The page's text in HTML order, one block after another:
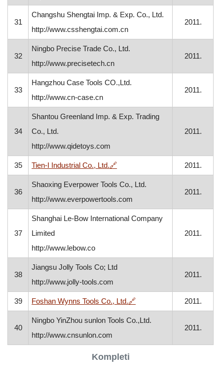
Kompleti
31
Changshu Shengtai Imp. & Exp. Co., Ltd.
http://www.csshengtai.com.cn
2011.
32
Ningbo Precise Trade Co., Ltd.
http://www.precisetech.cn
2011.
33
Hangzhou Case Tools CO.,Ltd.
http://www.cn-case.cn
2011.
34
Shantou Greenland Imp. & Exp. Trading
Co., Ltd.
http://www.qidetoys.com
2011.
35 Tien-I Industrial Co., Ltd.🔗, otvara se u novom prozoru
2011.
36
Shaoxing Everpower Tools Co., Ltd.
http://www.everpowertools.com
2011.
37
Shanghai Le-Bow International Company
Limited
http://www.lebow.co
2011.
38
Jiangsu Jolly Tools Co; Ltd
http://www.jolly-tools.com
2011.
39 Foshan Wynns Tools Co., Ltd.🔗, otvara se u novom
2011.
40
Ningbo YinZhou sunlon Tools Co.,Ltd.
http://www.cnsunlon.com
2011.